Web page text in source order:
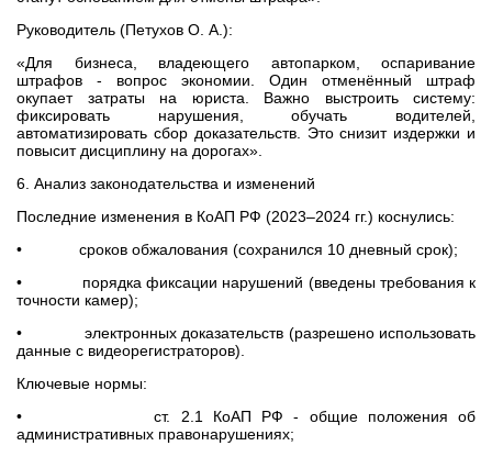
Руководитель (Петухов О. А.):
«Для бизнеса, владеющего автопарком, оспаривание
штрафов - вопрос экономии. Один отменённый штраф
окупает затраты на юриста. Важно выстроить систему:
фиксировать нарушения, обучать водителей,
автоматизировать сбор доказательств. Это снизит издержки и
повысит дисциплину на дорогах».
6. Анализ законодательства и изменений
Последние изменения в КоАП РФ (2023–2024 гг.) коснулись:
• сроков обжалования (сохранился 10 дневный срок);
• порядка фиксации нарушений (введены требования к
точности камер);
• электронных доказательств (разрешено использовать
данные с видеорегистраторов).
Ключевые нормы:
• ст. 2.1 КоАП РФ - общие положения об
административных правонарушениях;